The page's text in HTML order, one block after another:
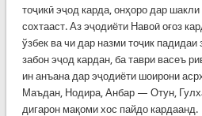
тоҷикӣ эҷод карда, онҳоро дар
сохтааст. Аз эҷодиёти Навоӣ оғоз
ўзбек ва чи дар назми тоҷик
забон эҷод кардан, ба таври васеъ
ин анъана дар эҷодиёти шоирони
Маъдан, Нодира, Анбар — Отун,
дигарон мақоми хос пайдо кардаанд.